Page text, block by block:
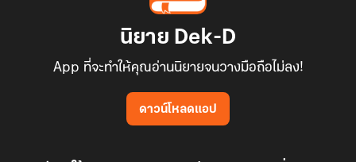
นิยาย Dek-D
App ที่จะทำให้คุณอ่านนิยายจนวางมือถือไม่ลง!
ดาวน์โหลดแอป